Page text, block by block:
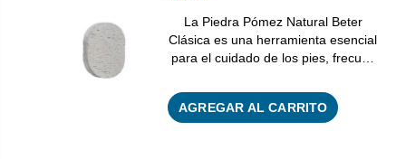
La Piedra Pómez Natural Beter
Clásica es una herramienta esencial
para el cuidado de los pies, frecu…
AGREGAR AL CARRITO